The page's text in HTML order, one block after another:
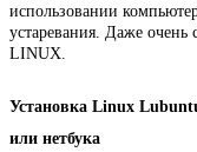
использовании
устаревания. Даже
LINUX.
Установка Linux
или нетбука